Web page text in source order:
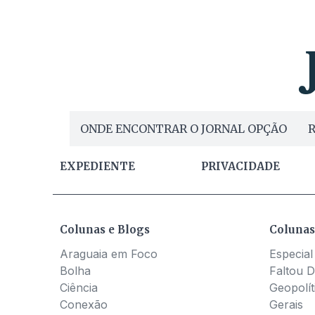
ONDE ENCONTRAR O JORNAL OPÇÃO
EXPEDIENTE PRIVACIDADE
Colunas e Blogs
Araguaia em Foco
Bolha
Ciência
Conexão
Faltou
Gerais